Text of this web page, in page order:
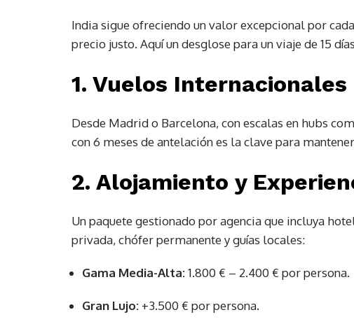
India sigue ofreciendo un valor excepcional por
precio justo. Aquí un desglose para un viaje de 15
1. Vuelos Internacionales
Desde Madrid o Barcelona, con escalas en hubs
con 6 meses de antelación es la clave para
2. Alojamiento y
Un paquete gestionado por agencia que incluya
privada, chófer permanente y guías locales:
Gama Media-Alta:1.800 € – 2.400 € por persona.
Gran Lujo: +3.500 € por persona.